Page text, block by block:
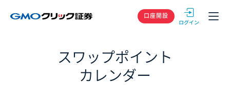
GMOクリック
口座開設
スワップポイント
カレンダー